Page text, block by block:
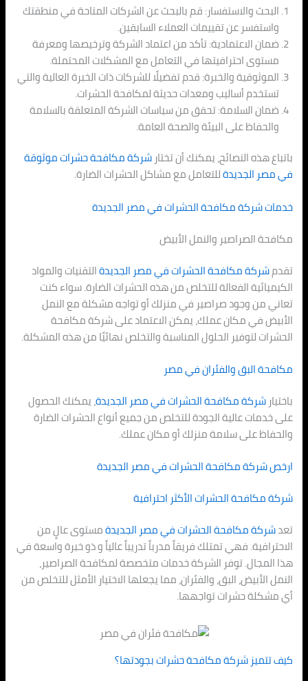
البحث والاستفسار: قم بالبحث عن الشركات المتاحة في منطقتك
واستفسر عن تقييمات العملاء السابقين.
ضمان الاعتمادية: تأكد من اعتماد الشركة وترخيصها ومعرفة
مستوى احترافيتها في التعامل مع المشكلات المحتملة.
الموثوقية والخبرة: قدم تفضيلًا للشركات ذات الخبرة العالية والتي
تستخدم أساليب ومعدات حديثة لمكافحة الحشرات.
ضمان السلامة: تحقق من سياسات الشركة المتعلقة بالسلامة
والحفاظ على البيئة والصحة العامة.
باتباع هذه النصائح، يمكنك أن تختارشركة مكافحة حشرات موثوقة
فيمصر الجديدةللتعامل مع مشاكل الحشرات الضارة.
خدمات شركة مكافحة الحشرات فيمصر الجديدة
مكافحة الصراصير والنمل الأبيض
تقدمشركة مكافحة الحشرات فيمصر الجديدةالتقنيات والمواد
الكيميائية الفعالة للتخلص من هذه الحشرات الضارة. سواء كنت
تعاني من وجود صراصير في منزلك أو تواجه مشكلة مع النمل
الأبيض في مكان عملك، يمكن الاعتماد على شركة مكافحة
الحشرات لتوفير الحلول المناسبة والتخلص نهائيًا من هذه المشكلة.
مكافحة البق والفئران في مصر
باختيارشركة مكافحة الحشرات فيمصر الجديدة، يمكنك الحصول
على خدمات عالية الجودة للتخلص من جميع أنواع الحشرات الضارة
والحفاظ على سلامة منزلك أو مكان عملك.
ارخص شركة مكافحة الحشرات فيمصر الجديدة
شركة مكافحة الحشرات الأكثر احترافية
تعدشركة مكافحة الحشرات فيمصر الجديدةمستوى عالٍ من
الاحترافية. فهي تمتلك فريقاً مدرباً تدريباً عالياً و ذو خبرة واسعة في
هذا المجال. توفر الشركة خدمات متخصصة لمكافحة الصراصير،
النمل الأبيض، البق، والفئران، مما يجعلها الاختيار الأمثل للتخلص من
أي مشكلة حشرات تواجهها.
كيف تتميز شركة مكافحة حشرات بجودتها؟